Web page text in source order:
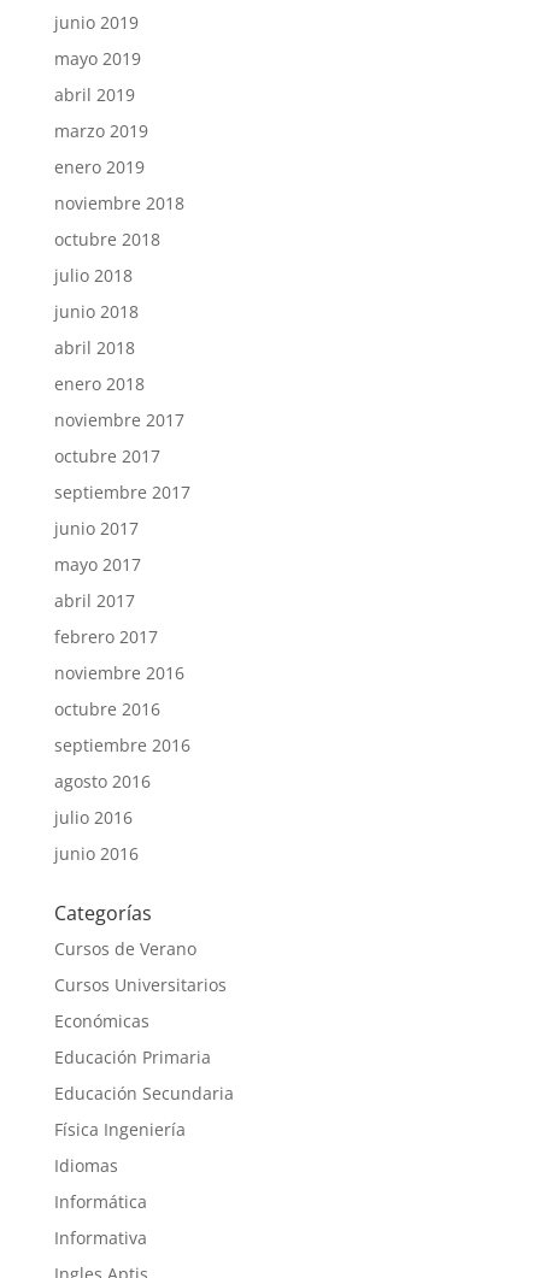
junio 2019
mayo 2019
abril 2019
marzo 2019
enero 2019
noviembre 2018
octubre 2018
julio 2018
junio 2018
abril 2018
enero 2018
noviembre 2017
octubre 2017
septiembre 2017
junio 2017
mayo 2017
abril 2017
febrero 2017
noviembre 2016
octubre 2016
septiembre 2016
agosto 2016
julio 2016
junio 2016
Categorías
Cursos de Verano
Cursos Universitarios
Económicas
Educación Primaria
Educación Secundaria
Física Ingeniería
Idiomas
Informática
Informativa
Ingles Aptis